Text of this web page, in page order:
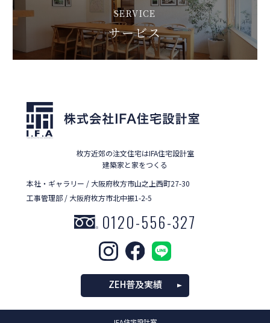
SERVICE
サービス
枚方近郊の注文住宅はIFA住宅設計室
建築家と家をつくる
本社・ギャラリー / 大阪府枚方市山之上西町27-30
工事管理部 / 大阪府枚方市北中振1-2-5
0120-556-327
ZEH普及実績